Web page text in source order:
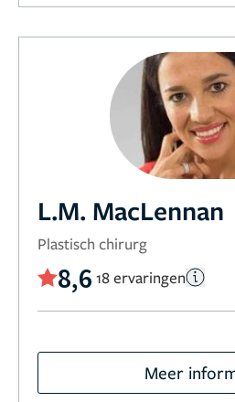
L.M. MacLennan
Plastisch chirurg
8,6 18 ervaringen
Meer